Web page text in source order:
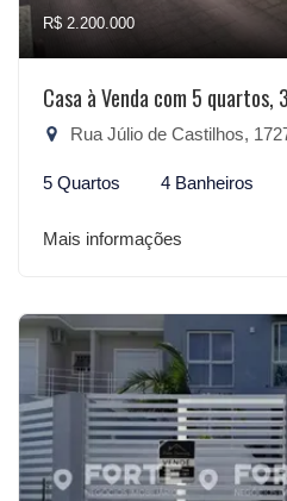
R$ 2.200.000
Casa à Venda com 5 quartos,
Rua Júlio de Castilhos, 1727 -
5 Quartos 4 Banheiros
Mais informações